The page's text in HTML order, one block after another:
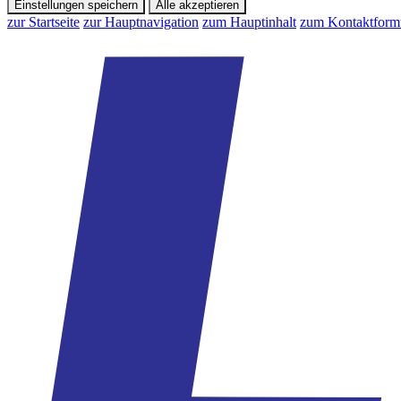
Einstellungen speichern Alle akzeptieren
zur Startseite zur Hauptnavigation zum Hauptinhalt zum